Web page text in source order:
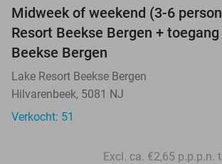
Midweek of weekend (3-6
Resort Beekse Bergen +
Beekse Bergen
Lake Resort Beekse Bergen
Hilvarenbeek, 5081 NJ
Verkocht: 51
Excl. ca. €2,65 p.p.p.n.